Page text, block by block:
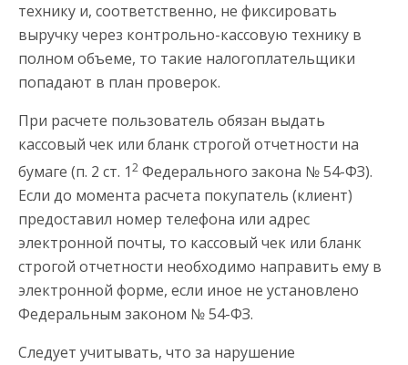
технику и, соответственно, не фиксировать
выручку через контрольно-кассовую технику в
полном объеме, то такие налогоплательщики
попадают в план проверок.
При расчете пользователь обязан выдать
кассовый чек или бланк строгой отчетности на
бумаге (п. 2 ст. 12 Федерального закона № 54-ФЗ).
Если до момента расчета покупатель (клиент)
предоставил номер телефона или адрес
электронной почты, то кассовый чек или бланк
строгой отчетности необходимо направить ему в
электронной форме, если иное не установлено
Федеральным законом № 54-ФЗ.
Следует учитывать, что за нарушение